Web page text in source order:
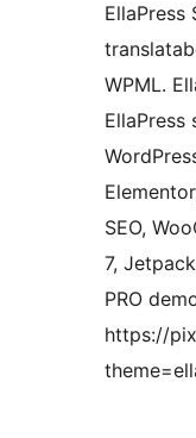
EllaPress
WPML.
SEO,
7,
PRO
https://